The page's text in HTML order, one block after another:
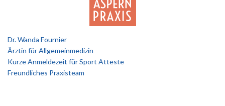
Dr. Wanda Fournier
Ärztin für Allgemeinmedizin
Kurze Anmeldezeit für Sport Atteste
Freundliches Praxisteam